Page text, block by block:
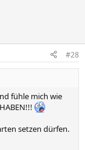
#28
fühle mich wie
setzen dürfen.